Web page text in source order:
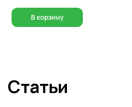
В корзину
Статьи